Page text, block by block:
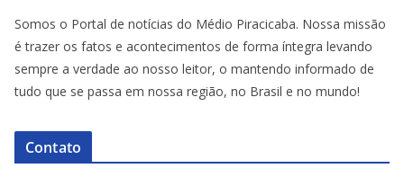
Somos o Portal de notícias do Médio Piracicaba. Nossa missão
é trazer os fatos e acontecimentos de forma íntegra levando
sempre a verdade ao nosso leitor, o mantendo informado de
tudo que se passa em nossa região, no Brasil e no mundo!
Contato